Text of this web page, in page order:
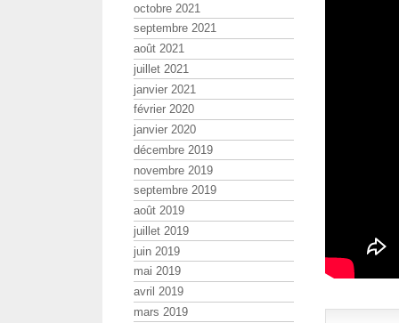
octobre 2021
septembre 2021
août 2021
juillet 2021
janvier 2021
février 2020
janvier 2020
décembre 2019
novembre 2019
septembre 2019
août 2019
juillet 2019
juin 2019
mai 2019
avril 2019
mars 2019